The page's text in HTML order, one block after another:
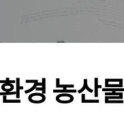
경 농산